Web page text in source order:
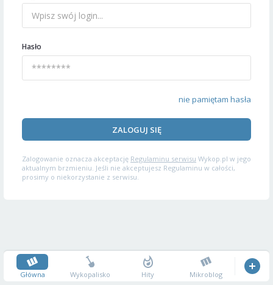
Hasło
nie pamiętam hasła
ZALOGUJ SIĘ
Zalogowanie oznacza akceptację Regulaminu serwisu Wykop.pl w jego
aktualnym brzmieniu. Jeśli nie akceptujesz Regulaminu w całości,
prosimy o niekorzystanie z serwisu.
Główna Wykopalisko Hity Mikroblog